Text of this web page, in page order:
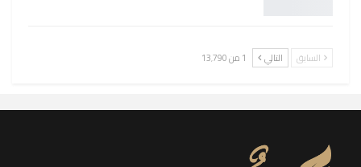
السابق التالي 1 من 13٬790